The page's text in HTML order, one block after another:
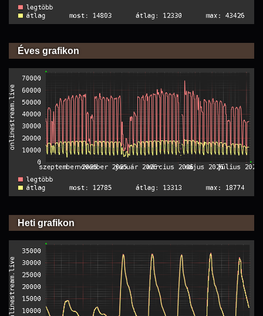
Éves grafikon
Heti grafikon